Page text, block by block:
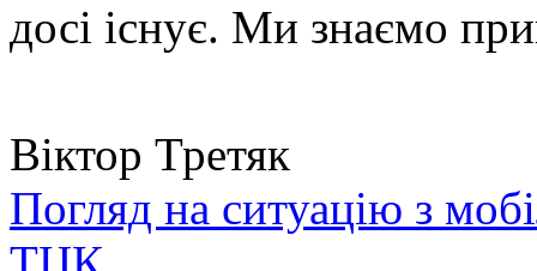
досі існує. Ми знаємо
Віктор Третяк
Погляд на ситуацію з